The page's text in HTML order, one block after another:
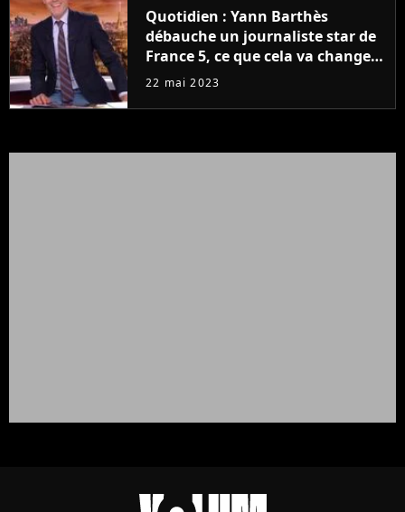
Quotidien : Yann Barthès
débauche un journaliste star de
France 5, ce que cela va changer
à la rentrée
22 mai 2023